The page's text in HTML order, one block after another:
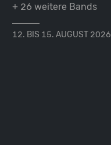
+ 26 weitere Bands
12. BIS 15. AUGUST 2026